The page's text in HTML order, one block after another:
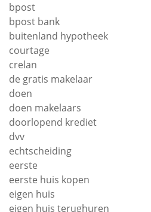
bpost
bpost bank
buitenland hypotheek
courtage
crelan
de gratis makelaar
doen
doen makelaars
doorlopend krediet
dvv
echtscheiding
eerste
eerste huis kopen
eigen huis
eigen huis terughuren